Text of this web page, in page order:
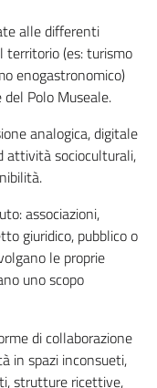
alle differenti
territorio (es: turismo
enogastronomico)
Polo Museale.
analogica, digitale
attività socioculturali,
associazioni,
giuridico, pubblico o
le proprie
uno scopo
di collaborazione
in spazi inconsueti,
strutture ricettive,